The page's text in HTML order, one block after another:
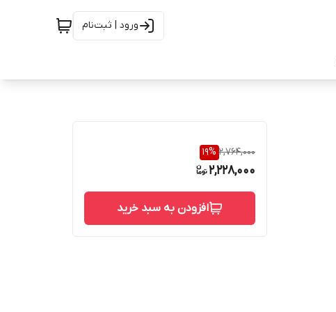
ورود | ثبت‌نام
2,764,000
19%
2,228,000
افزودن به سبد خرید